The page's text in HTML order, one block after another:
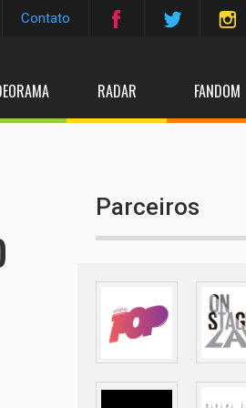
Contato
RADAR FANDOM
Parceiros
/4